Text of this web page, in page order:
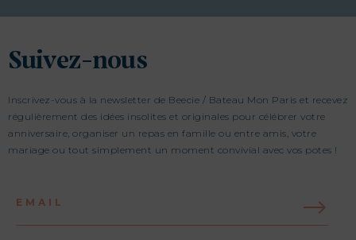
Suivez-nous
Inscrivez-vous à la newsletter de Beecie / Bateau Mon Paris et recevez
régulièrement des idées insolites et originales pour célébrer votre
anniversaire, organiser un repas en famille ou entre amis, votre
mariage ou tout simplement un moment convivial avec vos potes !
EMAIL